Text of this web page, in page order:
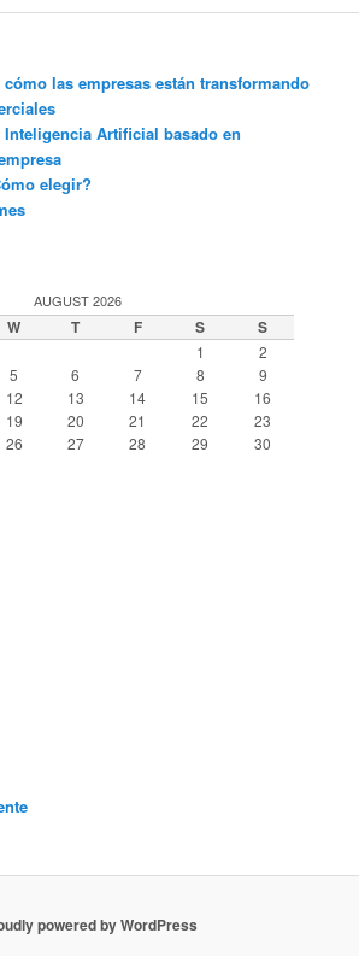
las empresas están transformando
Artificial basado en
elegir?
AUGUST 2026
W T F S S
1
2
5 6 7 8
9
12 13 14 15
16
19 20 21 22
23
26 27 28 29
30
powered by WordPress